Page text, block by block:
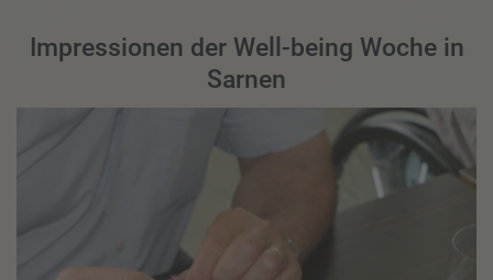
Impressionen der Well-being Woche in
Sarnen